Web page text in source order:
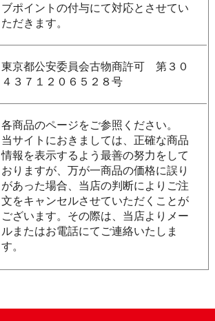
ブポイントの付与にて対応とさせてい
ただきます。
東京都公安委員会古物商許可 第３０
４３７１２０６５２８号
各商品のページをご参照ください。
当サイトにおきましては、正確な商品
情報を表示するよう最善の努力をして
おりますが、万が一商品の価格に誤り
があった場合、当店の判断によりご注
文をキャンセルさせていただくことが
ございます。その際は、当店よりメー
ルまたはお電話にてご連絡いたしま
す。